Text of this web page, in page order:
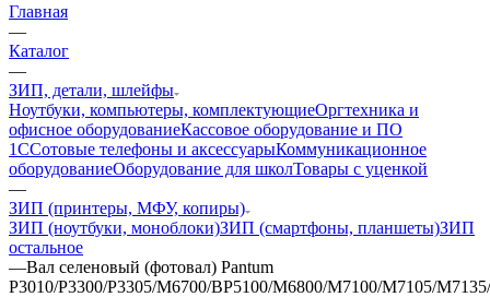
Главная
—
Каталог
—
ЗИП, детали, шлейфы
Ноутбуки, компьютеры, комплектующиеОргтехника и
офисное оборудованиеКассовое оборудование и ПО
1ССотовые телефоны и аксессуарыКоммуникационное
оборудованиеОборудование для школТовары с уценкой
—
ЗИП (принтеры, МФУ, копиры)
ЗИП (ноутбуки, моноблоки)ЗИП (смартфоны, планшеты)ЗИП
остальное
—Вал селеновый (фотовал) Pantum
P3010/P3300/P3305/M6700/BP5100/M6800/M7100/M7105/